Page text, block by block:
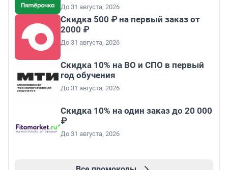
До 31 августа, 2026
Скидка 500 ₽ на первый заказ от
2000 ₽
До 31 августа, 2026
Скидка 10% на ВО и СПО в первый
год обучения
До 31 августа, 2026
Скидка 10% на один заказ до 20 000
₽
До 31 августа, 2026